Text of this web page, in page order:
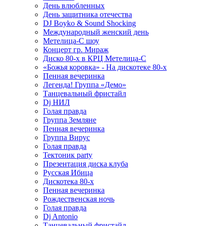
День влюбленных
День защитника отечества
DJ Boyko & Sound Shocking
Международный женский день
Метелица-С шоу
Концерт гр. Мираж
Диско 80-х в КРЦ Метелица-С
«Божья коровка» - На дискотеке 80-х
Пенная вечеринка
Легенда! Группа «Демо»
Танцевальный фристайл
Dj НИЛ
Голая правда
Группа Земляне
Пенная вечеринка
Группа Вирус
Голая правда
Тектоник party
Презентация диска клуба
Русская Ибица
Дискотека 80-х
Пенная вечеринка
Рождественская ночь
Голая правда
Dj Antonio